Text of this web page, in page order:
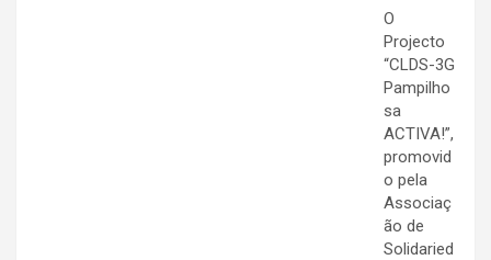
O
Projecto
“CLDS-3G
Pampilho
sa
ACTIVA!”,
promovid
o pela
Associaç
ão de
Solidaried